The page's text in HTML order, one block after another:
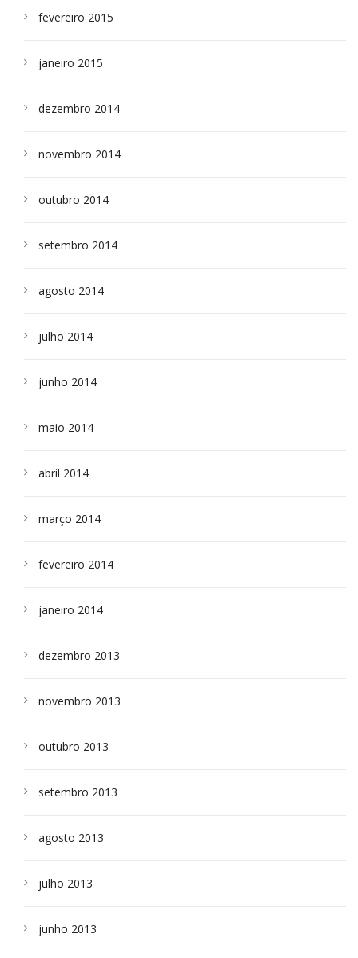
fevereiro 2015
janeiro 2015
dezembro 2014
novembro 2014
outubro 2014
setembro 2014
agosto 2014
julho 2014
junho 2014
maio 2014
abril 2014
março 2014
fevereiro 2014
janeiro 2014
dezembro 2013
novembro 2013
outubro 2013
setembro 2013
agosto 2013
julho 2013
junho 2013